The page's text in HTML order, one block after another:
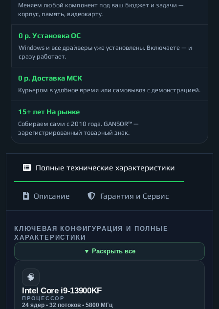
Меняем любой компонент под ваш бюджет и задачи —
корпус, память, видеокарту.
0 р. Установка ОС
Windows и все драйверы уже установлены. Включаете — и
сразу работает.
0 р. Доставка МСК
Курьером в удобное время или самовывоз с демонстрацией.
15+ лет На рынке
Собираем сами с 2010 года. GANSOR™ —
зарегистрированный товарный знак.
Полные технические характеристики
Описание Гарантия и Сервис
КЛЮЧЕВАЯ КОНФИГУРАЦИЯ И ПОЛНЫЕ
ХАРАКТЕРИСТИКИ
▼ Раскрыть все
🧠
Intel Core i9-13900KF
ПРОЦЕССОР
24 ядер • 32 потоков • 5800 МГц